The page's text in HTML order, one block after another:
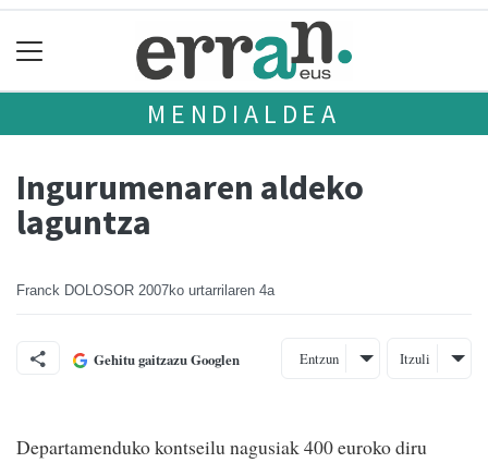
MENDIALDEA
Ingurumenaren aldeko
laguntza
Franck DOLOSOR 2007ko urtarrilaren 4a
Gehitu gaitzazu Googlen Entzun Itzuli
Departamenduko kontseilu nagusiak 400 euroko diru